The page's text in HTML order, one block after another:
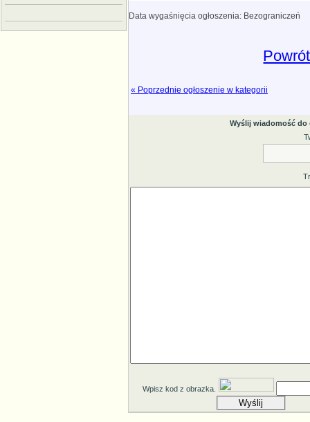
Data wygaśnięcia ogłoszenia: Bezograniczeń
« Poprzednie ogłoszenie w kategorii
Wyślij wiadomość
Wpisz kod z obrazka.